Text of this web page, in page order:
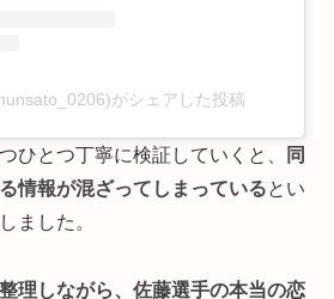
がシェアした投稿
ひとつ丁寧に検証していくと、
同
情報が混ざってしまっているとい
ました。
理しながら、佐藤選手の本当の恋